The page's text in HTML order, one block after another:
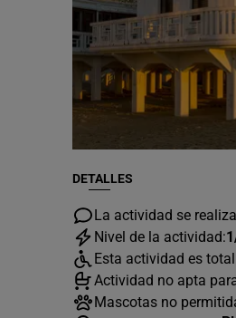
DETALLES
La actividad se
Nivel de la actividad:
Esta actividad es
Actividad no apta
Mascotas no